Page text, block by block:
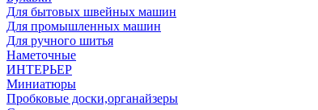
Для бытовых швейных машин
Для промышленных машин
Для ручного шитья
Наметочные
ИНТЕРЬЕР
Миниатюры
Пробковые доски,органайзеры